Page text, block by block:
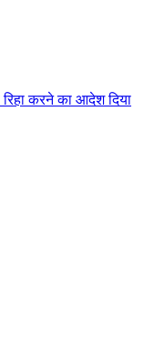
रिहा करने का आदेश दिया